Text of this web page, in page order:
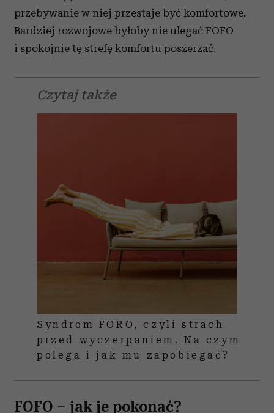
otrzymanymi od Ciebie lub uzyskanymi podczas
korzystania z ich usług.
przebywanie w niej przestaje być komfortowe.
Bardziej rozwojowe byłoby nie ulegać FOFO
i spokojnie tę strefę komfortu poszerzać.
Czytaj także
Syndrom FORO, czyli strach
przed wyczerpaniem. Na czym
polega i jak mu zapobiegać?
FOFO – jak je pokonać?